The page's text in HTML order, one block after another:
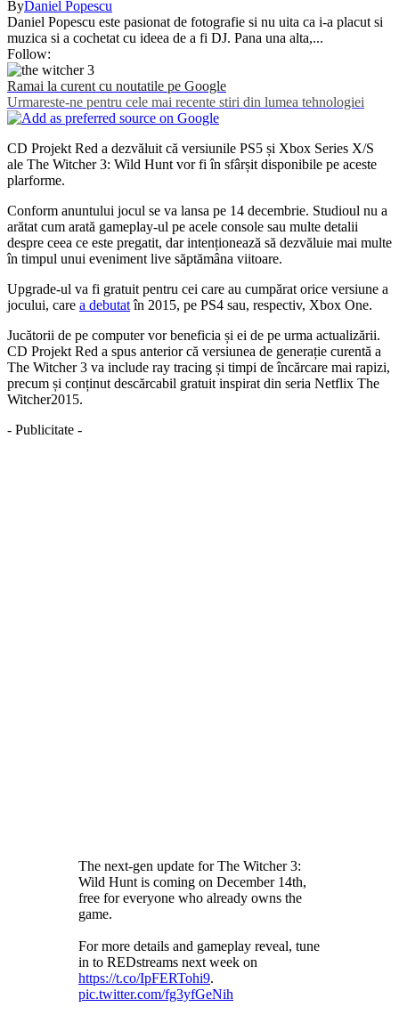
ByDaniel Popescu
Daniel Popescu este pasionat de fotografie si nu uita ca i-a placut si
muzica si a cochetat cu ideea de a fi DJ. Pana una alta,...
Follow:
Ramai la curent cu noutatile pe Google
Urmareste-ne pentru cele mai recente stiri din lumea tehnologiei
CD Projekt Red a dezvăluit că versiunile PS5 și Xbox Series X/S
ale The Witcher 3: Wild Hunt vor fi în sfârșit disponibile pe aceste
plarforme.
Conform anuntului jocul se va lansa pe 14 decembrie. Studioul nu a
arătat cum arată gameplay-ul pe acele console sau multe detalii
despre ceea ce este pregatit, dar intenționează să dezvăluie mai multe
în timpul unui eveniment live săptămâna viitoare.
Upgrade-ul va fi gratuit pentru cei care au cumpărat orice versiune a
jocului, care a debutatîn 2015, pe PS4 sau, respectiv, Xbox One.
Jucătorii de pe computer vor beneficia și ei de pe urma actualizării.
CD Projekt Red a spus anterior că versiunea de generație curentă a
The Witcher 3 va include ray tracing și timpi de încărcare mai rapizi,
precum și conținut descărcabil gratuit inspirat din seria Netflix The
Witcher2015.
- Publicitate -
The next-gen update for The Witcher 3:
Wild Hunt is coming on December 14th,
free for everyone who already owns the
game.
For more details and gameplay reveal, tune
in to REDstreams next week on
https://t.co/IpFERTohi9.
pic.twitter.com/fg3yfGeNih